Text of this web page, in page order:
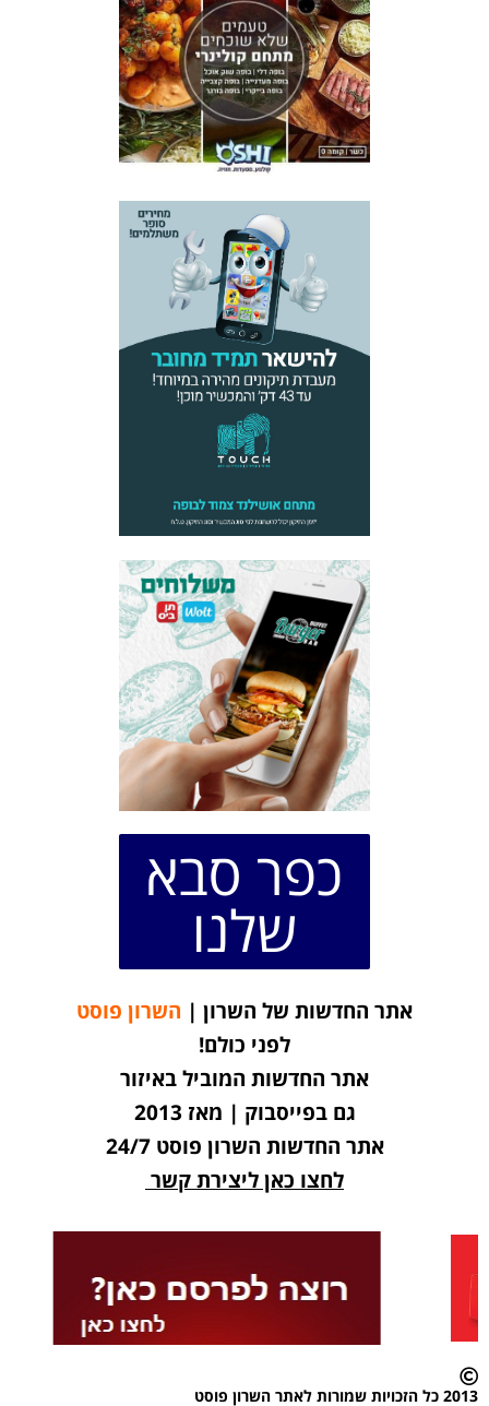
כפר סבא
שלנו
אתר החדשות של השרון | השרון פוסט
לפני כולם!
אתר החדשות המוביל באיזור
גם בפייסבוק | מאז 2013
אתר החדשות השרון פוסט 24/7
לחצו כאן ליצירת קשר
2013 כל הזכויות שמורות לאתר השרון פוסט